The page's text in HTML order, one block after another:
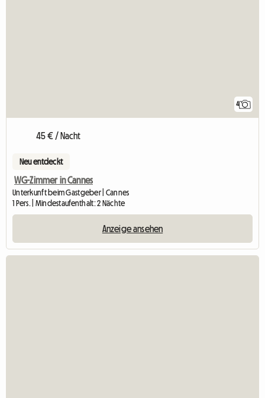
4
45 € / Nacht
Neu entdeckt
WG-Zimmer in Cannes
Unterkunft beim Gastgeber | Cannes
1 Pers. | Mindestaufenthalt: 2 Nächte
Anzeige ansehen